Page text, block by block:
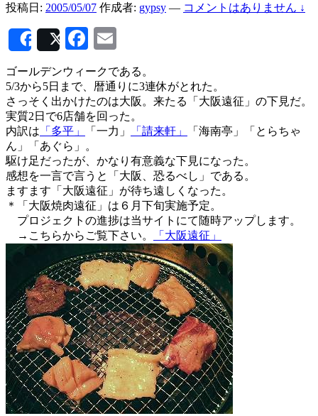
投稿日: 2005/05/07 作成者: gypsy — コメントはありません ↓
SharePostFacebook
ゴールデンウィークである。
5/3から5日まで、暦通りに3連休がとれた。
さっそく出かけたのは大阪。来たる「大阪遠征」の下見だ。
実質2日で6店舗を回った。
内訳は 「多平」 「一力」 「請来軒」
「海南亭」「とらちゃ
ん」「あぐら」。
駆け足だったが、かなり有意義な下見になった。
感想を一言で言うと「大阪、恐るべし」である。
ますます「大阪遠征」が待ち遠しくなった。
＊「大阪焼肉遠征」は６月下旬実施予定。
プロジェクトの進捗は当サイトにて随時アップします。
→こちらからご覧下さい。
「大阪遠征」